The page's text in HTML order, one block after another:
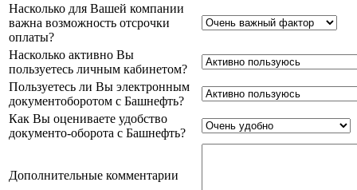
Насколько для Вашей компании
важна возможность отсрочки
оплаты?
Насколько активно Вы
пользуетесь личным кабинетом?
Пользуетесь ли Вы электронным
документоборотом с Башнефть?
Как Вы оцениваете удобство
документо-оборота с Башнефть?
Дополнительные комментарии